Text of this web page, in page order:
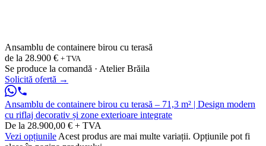
Ansamblu de containere birou cu terasă
de la 28.900 € + TVA
Se produce la comandă · Atelier Brăila
Solicită ofertă →
Ansamblu de containere birou cu terasă – 71,3 m² | Design modern
cu riflaj decorativ și zone exterioare integrate
De la 28.900,00 € + TVA
Vezi opțiunile Acest produs are mai multe variații. Opțiunile pot fi